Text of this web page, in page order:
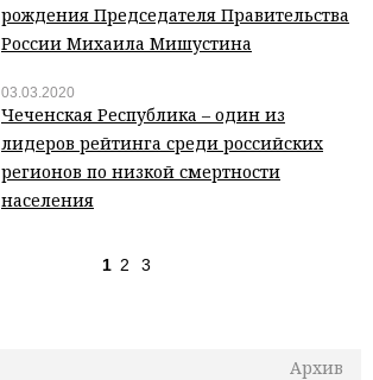
Архив
рождения Председателя Правительства
России Михаила Мишустина
03.03.2020
Чеченская Республика – один из
лидеров рейтинга среди российских
регионов по низкой смертности
населения
1 2 3